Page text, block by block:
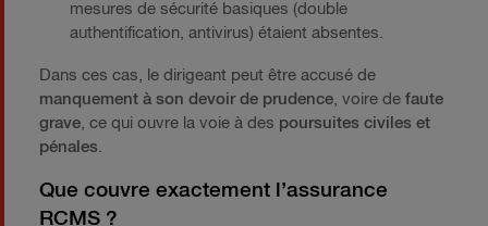
mesures de sécurité basiques (double
authentification, antivirus) étaient absentes.
Dans ces cas, le dirigeant peut être accusé de
manquement à son devoir de prudence , voire de faute
grave , ce qui ouvre la voie à des poursuites civiles et
pénales
Que couvre exactement l’assurance
RCMS ?